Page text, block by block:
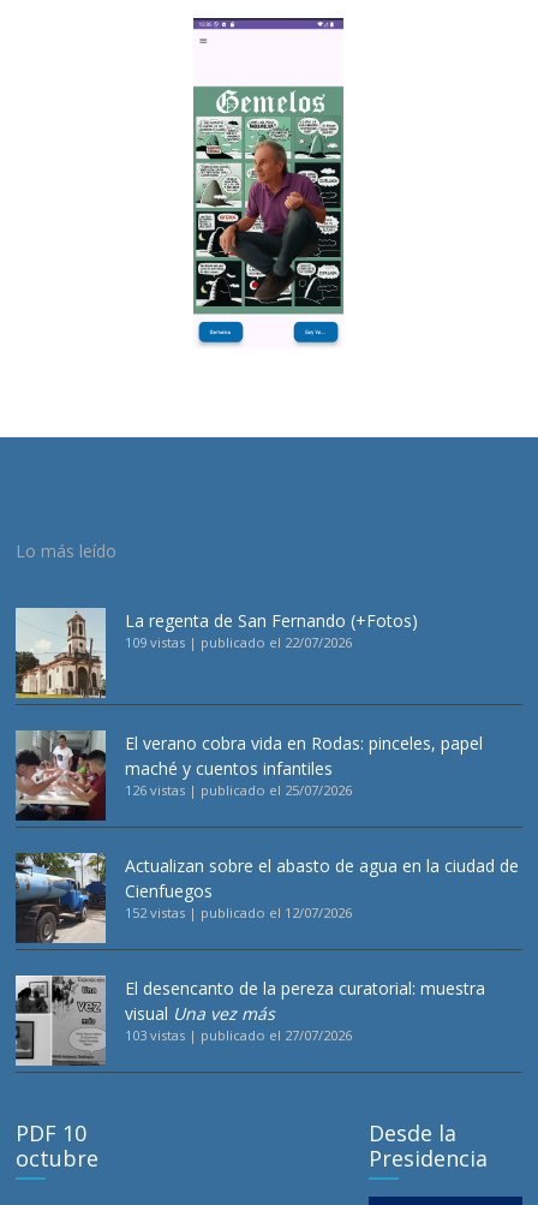
Lo más leído
La regenta de San Fernando (+Fotos)
109 vistas | publicado el 22/07/2026
El verano cobra vida en Rodas: pinceles, papel
maché y cuentos infantiles
126 vistas | publicado el 25/07/2026
Actualizan sobre el abasto de agua en la ciudad de
Cienfuegos
152 vistas | publicado el 12/07/2026
El desencanto de la pereza curatorial: muestra
visual Una vez más
103 vistas | publicado el 27/07/2026
PDF 10
octubre
Desde la
Presidencia